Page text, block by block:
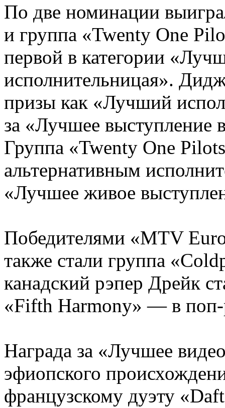
По две номинации
и группа «Twenty One
первой в категории
исполнительницая».
призы как «Лучший
за «Лучшее выступление
Группа «Twenty One
альтернативным
«Лучшее живое
Победителями «MTV
также стали группа
канадский рэпер Дрейк
«Fifth Harmony» ― в поп-
Награда за «Лучшее
эфиопского
французскому дуэту